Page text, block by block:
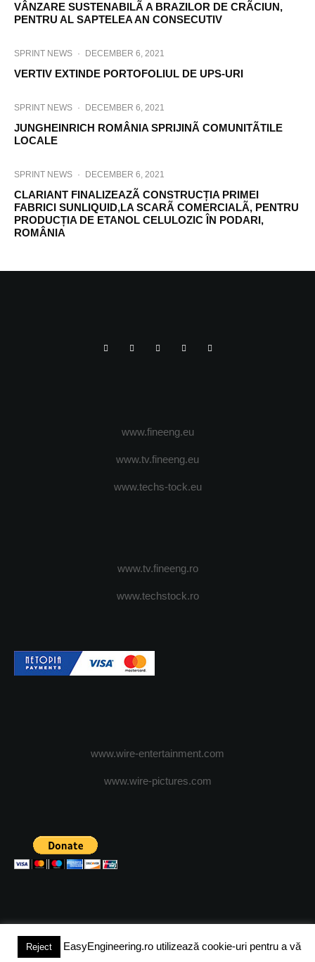
VÂNZARE SUSTENABILÃ A BRAZILOR DE CRÃCIUN,
PENTRU AL SAPTELEA AN CONSECUTIV
SPRINT NEWS · DECEMBER 6, 2021
VERTIV EXTINDE PORTOFOLIUL DE UPS-URI
SPRINT NEWS · DECEMBER 6, 2021
JUNGHEINRICH ROMÂNIA SPRIJINÃ COMUNITÃTILE
LOCALE
SPRINT NEWS · DECEMBER 6, 2021
CLARIANT FINALIZEAZÃ CONSTRUCȚIA PRIMEI
FABRICI SUNLIQUID,LA SCARÃ COMERCIALÃ, PENTRU
PRODUCȚIA DE ETANOL CELULOZIC ÎN PODARI,
ROMÂNIA
www.fineeng.eu
www.tv.fineeng.eu
www.techs-tock.eu
www.tv.fineeng.ro
www.techstock.ro
www.wire-entertainment.com
www.wire-pictures.com
(c) 2024 - FineEngineeringMagazine. All rights reserved.
Reject
EasyEngineering.ro utilizează cookie-uri pentru a vă